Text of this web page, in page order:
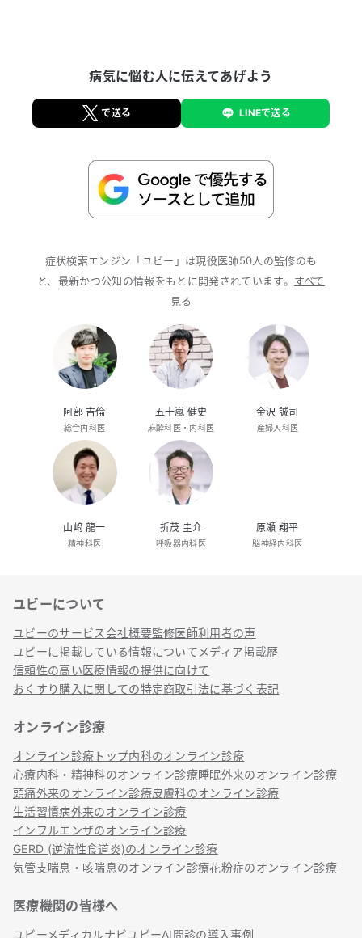
病気に悩む人に伝えてあげよう
で送る LINEで送る
症状検索エンジン「ユビー」は現役医師50人の監修のも
と、最新かつ公知の情報をもとに開発されています。 すべて
見る
阿部 吉倫
総合内科医
五十嵐 健史
麻酔科医・内科医
金沢 誠司
産婦人科医
山﨑 龍一
精神科医
折茂 圭介
呼吸器内科医
原瀬 翔平
脳神経内科医
リンク
ユビーについて
ユビーのサービス会社概要監修医師利用者の声
ユビーに掲載している情報について メディア掲載歴
信頼性の高い医療情報の提供に向けて
おくすり購入に関しての特定商取引法に基づく表記
オンライン診療
オンライン診療トップ内科のオンライン診療
心療内科・精神科のオンライン診療睡眠外来のオンライン診療
頭痛外来のオンライン診療皮膚科のオンライン診療
生活習慣病外来のオンライン診療
インフルエンザのオンライン診療
GERD (逆流性食道炎)のオンライン診療
気管支喘息・咳喘息のオンライン診療花粉症のオンライン診療
医療機関の皆様へ
ユビーメディカルナビユビーAI問診の導入事例